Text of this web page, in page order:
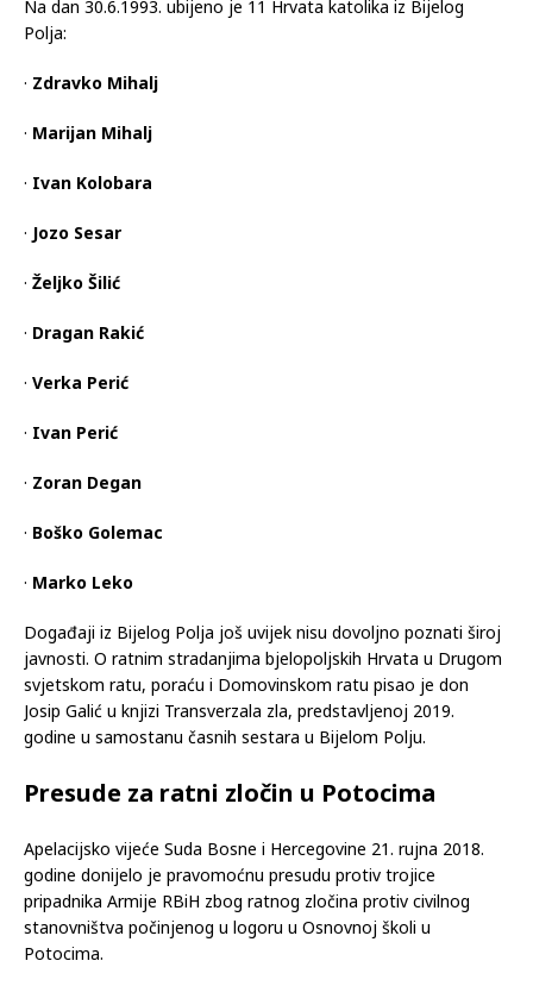
Na dan 30.6.1993. ubijeno je 11 Hrvata katolika iz Bijelog
Polja:
· Zdravko Mihalj
· Marijan Mihalj
· Ivan Kolobara
·Jozo Sesar
· Željko Šilić
· Dragan Rakić
· Verka Perić
· Ivan Perić
· Zoran Degan
· Boško Golemac
· Marko Leko
Događaji iz Bijelog Polja još uvijek nisu dovoljno poznati široj
javnosti. O ratnim stradanjima bjelopoljskih Hrvata u Drugom
svjetskom ratu, poraću i Domovinskom ratu pisao je don
Josip Galić u knjizi Transverzala zla, predstavljenoj 2019.
godine u samostanu časnih sestara u Bijelom Polju.
Presude za ratni zločin u Potocima
Apelacijsko vijeće Suda Bosne i Hercegovine 21. rujna 2018.
godine donijelo je pravomoćnu presudu protiv trojice
pripadnika Armije RBiH zbog ratnog zločina protiv civilnog
stanovništva počinjenog u logoru u Osnovnoj školi u
Potocima.